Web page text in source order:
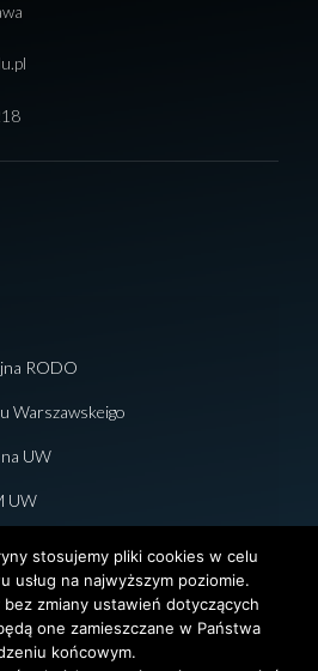
RODO
Warszawskeigo
UW
UW
WNPiSM
stosujemy pliki cookies w celu
usług na najwyższym poziomie.
zmiany ustawień dotyczących
one zamieszczane w Państwa
końcowym.